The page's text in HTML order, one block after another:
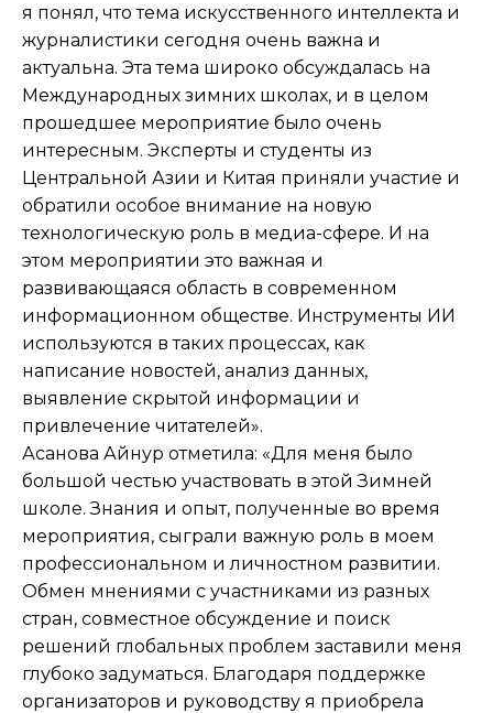
я понял, что тема искусственного интеллекта и
журналистики сегодня очень важна и
актуальна. Эта тема широко обсуждалась на
Международных зимних школах, и в целом
прошедшее мероприятие было очень
интересным. Эксперты и студенты из
Центральной Азии и Китая приняли участие и
обратили особое внимание на новую
технологическую роль в медиа-сфере. И на
этом мероприятии это важная и
развивающаяся область в современном
информационном обществе. Инструменты ИИ
используются в таких процессах, как
написание новостей, анализ данных,
выявление скрытой информации и
привлечение читателей».
Асанова Айнур отметила: «Для меня было
большой честью участвовать в этой Зимней
школе. Знания и опыт, полученные во время
мероприятия, сыграли важную роль в моем
профессиональном и личностном развитии.
Обмен мнениями с участниками из разных
стран, совместное обсуждение и поиск
решений глобальных проблем заставили меня
глубоко задуматься. Благодаря поддержке
организаторов и руководству я приобрела